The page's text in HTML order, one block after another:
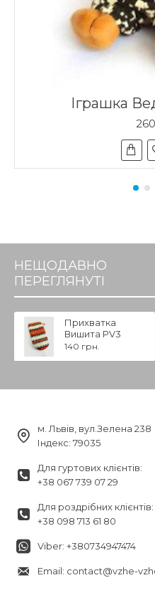
Іграшка
НЕЩОДАВНО
ПЕРЕГЛЯНУТІ
Прихватка
Вишита PV3
140 грн.
м. Львів, вул.Зелена 238
Індекс: 79035
Для гуртових клієнтів:
+38 067 739 07 29
Для роздрібних клієнтів:
+38 098 713 61 80
Viber: +380734947474
Email: contact@vzhe-